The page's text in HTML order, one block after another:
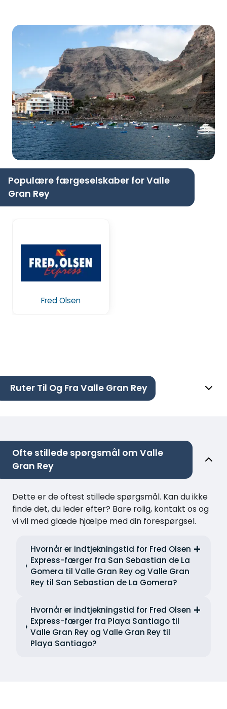
Populære færgeselskaber for Valle
Gran Rey
Fred Olsen
Ruter Til Og Fra Valle Gran Rey
Ofte stillede spørgsmål om Valle
Gran Rey
Dette er de oftest stillede spørgsmål. Kan du ikke
finde det, du leder efter? Bare rolig, kontakt os og
vi vil med glæde hjælpe med din forespørgsel.
Hvornår er indtjekningstid for Fred Olsen
Express-færger fra San Sebastian de La
Gomera til Valle Gran Rey og Valle Gran
Rey til San Sebastian de La Gomera?
Hvornår er indtjekningstid for Fred Olsen
Express-færger fra Playa Santiago til
Valle Gran Rey og Valle Gran Rey til
Playa Santiago?